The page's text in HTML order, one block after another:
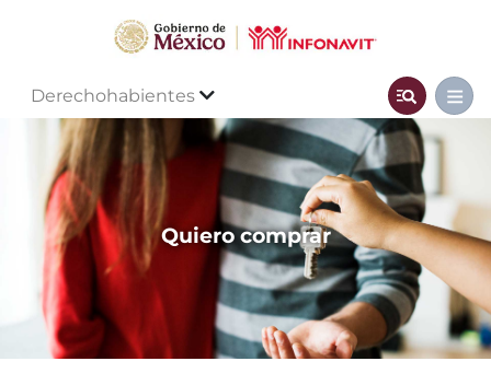
Derechohabientes
Quiero comprar